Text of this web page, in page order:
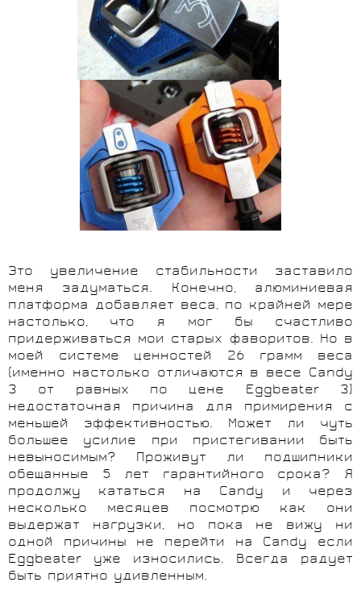
Это увеличение стабильности заставило
меня задуматься. Конечно, алюминиевая
платформа добавляет веса, по крайней мере
настолько, что я мог бы счастливо
придерживаться мои старых фаворитов. Но в
моей системе ценностей 26 грамм веса
(именно настолько отличаются в весе Candy
3 от равных по цене Eggbeater 3)
недостаточная причина для примирения с
меньшей эффективностью. Может ли чуть
большее усилие при пристегивании быть
невыносимым? Проживут ли подшипники
обещанные 5 лет гарантийного срока? Я
продолжу кататься на Candy и через
несколько месяцев посмотрю как они
выдержат нагрузки, но пока не вижу ни
одной причины не перейти на Candy если
Eggbeater уже износились. Всегда радует
быть приятно удивленным.